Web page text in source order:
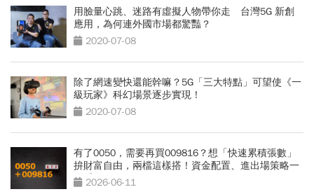
用臉量心跳、迷路有虛擬人物帶你走 台灣5G 新創
應用，為何連外國市場都驚豔？
2020-07-08
除了網速變快還能幹嘛？5G「三大特點」可望使《一
級玩家》科幻場景逐步實現！
2020-07-08
有了0050，需要再買009816？想「快速累積張數」
拚財富自由，兩檔這樣搭！資金配置、進出場策略一
次看2026-06-11